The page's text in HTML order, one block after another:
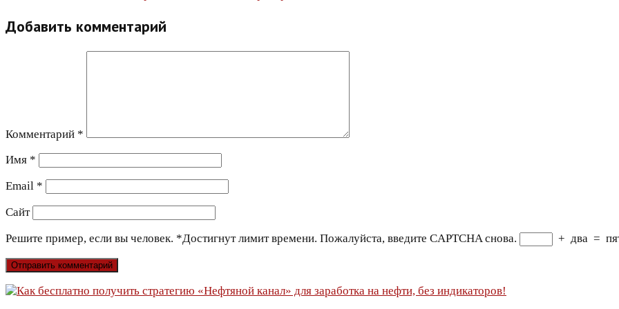
записям
Добавить комментарий
Комментарий *
Имя *
Email *
Сайт
Решите пример, если вы человек. *Достигнут лимит времени. Пожалуйста, введите CAPTCHA снова. + два =